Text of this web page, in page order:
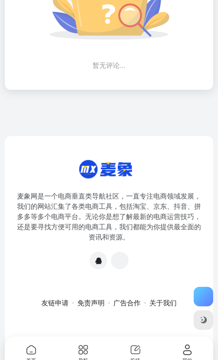
暂无评论...
麦象网是一个电商垂直类导航社区，一直专注电商领域发展，
我们的网站汇集了各类电商工具，包括淘宝、京东、抖音、拼
多多等多个电商平台。无论你是想了解最新的电商运营技巧，
还是要寻找方便可用的电商工具，我们都能为你提供最全面的
资讯和资源。
友链申请 免责声明 广告合作 关于我们
2020057301号-1